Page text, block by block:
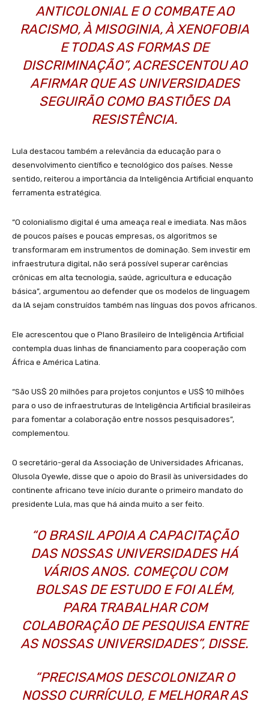
ANTICOLONIAL E O COMBATE AO
RACISMO, À MISOGINIA, À XENOFOBIA
E TODAS AS FORMAS DE
DISCRIMINAÇÃO”, ACRESCENTOU AO
AFIRMAR QUE AS UNIVERSIDADES
SEGUIRÃO COMO BASTIÕES DA
RESISTÊNCIA.
Lula destacou também a relevância da educação para o
desenvolvimento científico e tecnológico dos países. Nesse
sentido, reiterou a importância da Inteligência Artificial enquanto
ferramenta estratégica.
“O colonialismo digital é uma ameaça real e imediata. Nas mãos
de poucos países e poucas empresas, os algoritmos se
transformaram em instrumentos de dominação. Sem investir em
infraestrutura digital, não será possível superar carências
crônicas em alta tecnologia, saúde, agricultura e educação
básica”, argumentou ao defender que os modelos de linguagem
da IA sejam construídos também nas línguas dos povos africanos.
Ele acrescentou que o Plano Brasileiro de Inteligência Artificial
contempla duas linhas de financiamento para cooperação com
África e América Latina.
“São US$ 20 milhões para projetos conjuntos e US$ 10 milhões
para o uso de infraestruturas de Inteligência Artificial brasileiras
para fomentar a colaboração entre nossos pesquisadores”,
complementou.
O secretário-geral da Associação de Universidades Africanas,
Olusola Oyewle, disse que o apoio do Brasil às universidades do
continente africano teve início durante o primeiro mandato do
presidente Lula, mas que há ainda muito a ser feito.
“O BRASIL APOIA A CAPACITAÇÃO
DAS NOSSAS UNIVERSIDADES HÁ
VÁRIOS ANOS. COMEÇOU COM
BOLSAS DE ESTUDO E FOI ALÉM,
PARA TRABALHAR COM
COLABORAÇÃO DE PESQUISA ENTRE
AS NOSSAS UNIVERSIDADES”, DISSE.
“PRECISAMOS DESCOLONIZAR O
NOSSO CURRÍCULO, E MELHORAR AS